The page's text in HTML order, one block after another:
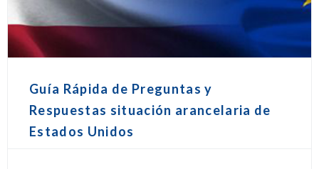
Guía Rápida de Preguntas y
Respuestas situación arancelaria de
Estados Unidos